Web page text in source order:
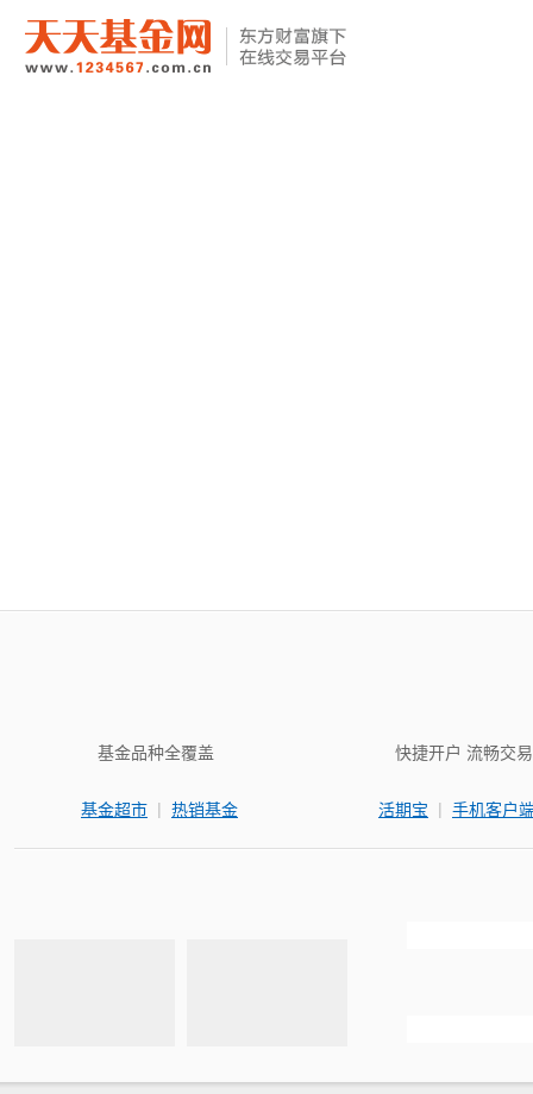
基金品种全覆盖
基金超市 | 热销基金
快捷开户 流畅交易
活期宝 | 手机客户